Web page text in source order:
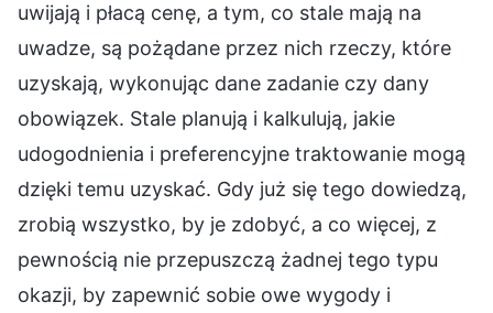
uwijają i płacą cenę, a tym, co stale mają na
uwadze, są pożądane przez nich rzeczy, które
uzyskają, wykonując dane zadanie czy dany
obowiązek. Stale planują i kalkulują, jakie
udogodnienia i preferencyjne traktowanie mogą
dzięki temu uzyskać. Gdy już się tego dowiedzą,
zrobią wszystko, by je zdobyć, a co więcej, z
pewnością nie przepuszczą żadnej tego typu
okazji, by zapewnić sobie owe wygody i